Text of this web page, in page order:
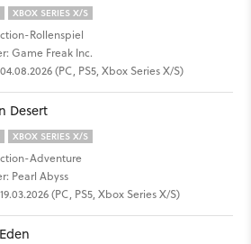
XBOX SERIES X/S
Rollenspiel
Game Freak Inc.
(PC, PS5, Xbox Series X/S)
Desert
XBOX SERIES X/S
Adventure
Pearl Abyss
(PC, PS5, Xbox Series X/S)